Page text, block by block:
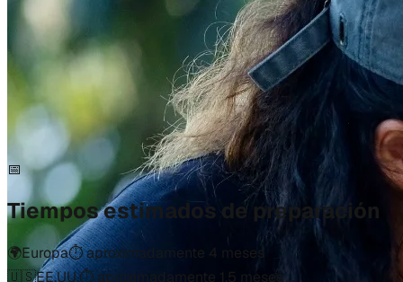
📅
Tiempos estimados de preparación
🌍Europa⏱️aproximadamente 4 meses
🇺🇸EE.UU.⏱️ aproximadamente 1,5 meses